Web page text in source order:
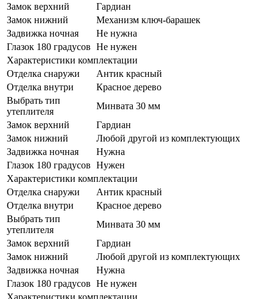
Замок верхний
Гардиан
Замок нижний
Механизм ключ-барашек
Задвижка ночная
Не нужна
Глазок 180 градусов Не нужен
Характеристики комплектации
Отделка снаружи
Антик красный
Отделка внутри
Красное дерево
Выбрать тип
утеплителя
Минвата 30 мм
Замок верхний
Гардиан
Замок нижний
Любой другой из комплектующих
Задвижка ночная
Нужна
Глазок 180 градусов Нужен
Характеристики комплектации
Отделка снаружи
Антик красный
Отделка внутри
Красное дерево
Выбрать тип
утеплителя
Минвата 30 мм
Замок верхний
Гардиан
Замок нижний
Любой другой из комплектующих
Задвижка ночная
Нужна
Глазок 180 градусов Не нужен
Характеристики комплектации